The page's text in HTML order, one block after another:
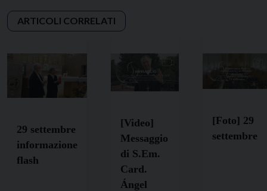
29 settembre
informazione
flash
[Video]
Messaggio
di S.Em.
Card.
Ángel
[Foto] 29
settembre